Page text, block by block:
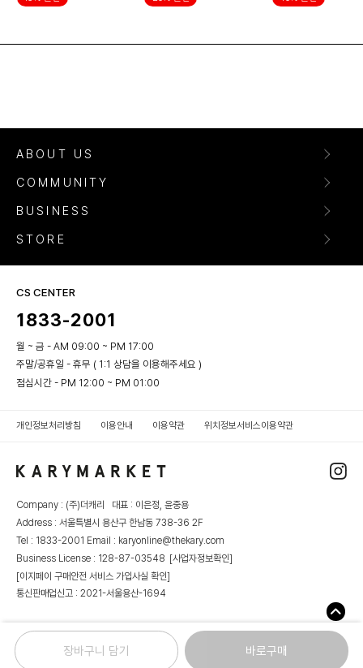
장바구니 담기 바로구매
ABOUT US
COMMUNITY
BUSINESS
STORE
CS CENTER
1833-2001
월 ~ 금 - AM 09:00 ~ PM 17:00
주말/공휴일 - 휴무 ( 1:1 상담을 이용해주세요 )
점심시간 - PM 12:00 ~ PM 01:00
개인정보처리방침 이용안내 이용약관 위치정보서비스이용약관
Company : (주)더캐리 대표 : 이은정, 윤중용
Address : 서울특별시 용산구 한남동 738-36 2F
Tel : 1833-2001 Email : karyonline@thekary.com
Business License : 128-87-03548 [사업자정보확인]
[이지페이 구매안전 서비스 가입사실 확인]
통신판매업신고 : 2021-서울용산-1694